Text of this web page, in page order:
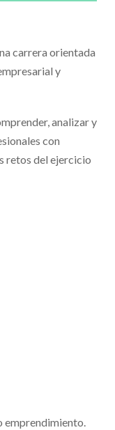
carrera orientada
y
analizar y
con
retos del ejercicio
emprendimiento.